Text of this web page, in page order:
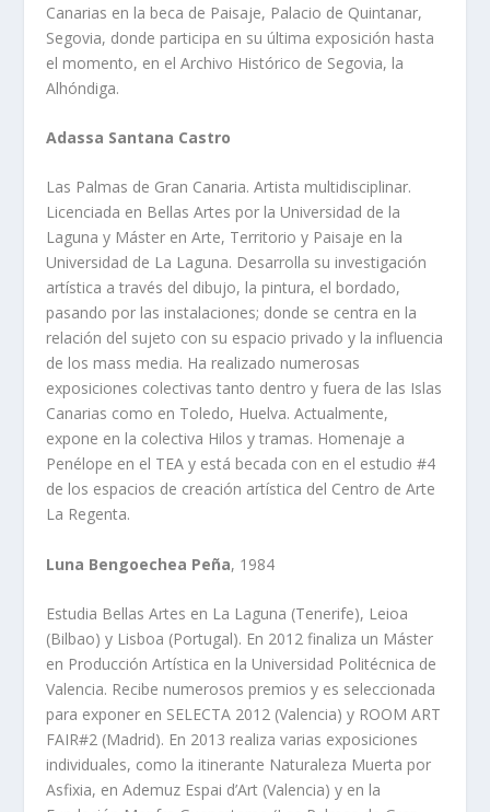
Canarias en la beca de Paisaje, Palacio de Quintanar,
Segovia, donde participa en su última exposición hasta
el momento, en el Archivo Histórico de Segovia, la
Alhóndiga.
Adassa Santana Castro
Las Palmas de Gran Canaria. Artista multidisciplinar.
Licenciada en Bellas Artes por la Universidad de la
Laguna y Máster en Arte, Territorio y Paisaje en la
Universidad de La Laguna. Desarrolla su investigación
artística a través del dibujo, la pintura, el bordado,
pasando por las instalaciones; donde se centra en la
relación del sujeto con su espacio privado y la influencia
de los mass media. Ha realizado numerosas
exposiciones colectivas tanto dentro y fuera de las Islas
Canarias como en Toledo, Huelva. Actualmente,
expone en la colectiva Hilos y tramas. Homenaje a
Penélope en el TEA y está becada con en el estudio #4
de los espacios de creación artística del Centro de Arte
La Regenta.
Luna Bengoechea Peña, 1984
Estudia Bellas Artes en La Laguna (Tenerife), Leioa
(Bilbao) y Lisboa (Portugal). En 2012 finaliza un Máster
en Producción Artística en la Universidad Politécnica de
Valencia. Recibe numerosos premios y es seleccionada
para exponer en SELECTA 2012 (Valencia) y ROOM ART
FAIR#2 (Madrid). En 2013 realiza varias exposiciones
individuales, como la itinerante Naturaleza Muerta por
Asfixia, en Ademuz Espai d’Art (Valencia) y en la